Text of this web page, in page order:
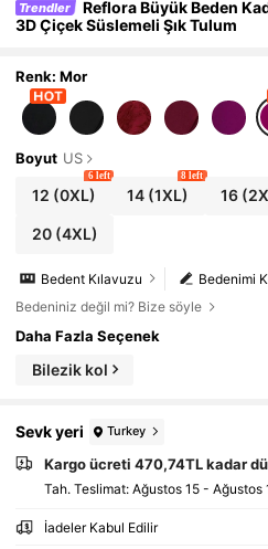
Trendler
Reflora Büyük Beden
3D Çiçek Süslemeli Şık Tulum
Renk: Mor
Boyut US
12 (0XL)
6 left
14 (1XL)
8 left
16
20(4XL)
Bedenimi
Bedent Kılavuzu
Bedeniniz değil mi? Bize söyle
Daha Fazla Seçenek
Bilezik kol
Sevk yeri Turkey
Kargo ücreti 470,74TL kadar
Tah. Teslimat: Ağustos 15 - Ağustos
İadeler Kabul Edilir